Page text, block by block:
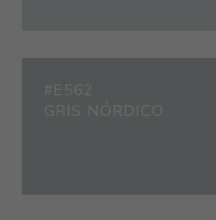
#E562
GRIS NÓRDICO